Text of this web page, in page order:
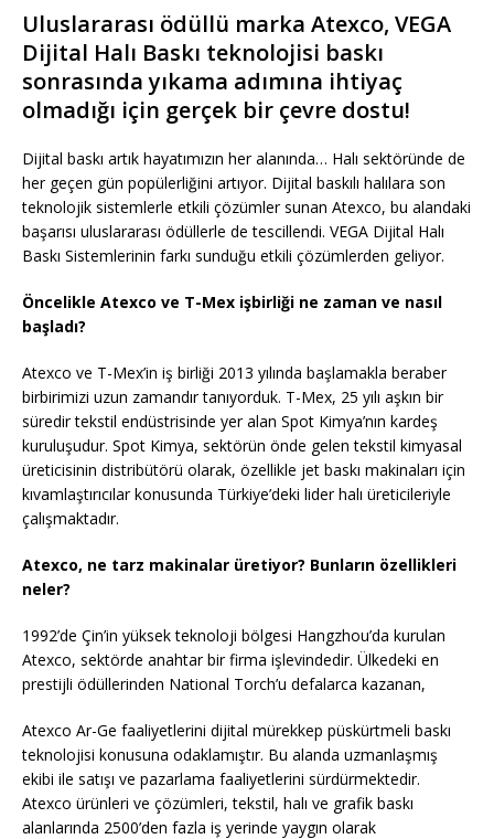
Uluslararası ödüllü marka Atexco, VEGA
Dijital Halı Baskı teknolojisi baskı
sonrasında yıkama adımına ihtiyaç
olmadığı için gerçek bir çevre dostu!
Dijital baskı artık hayatımızın her alanında… Halı sektöründe de
her geçen gün popülerliğini artıyor. Dijital baskılı halılara son
teknolojik sistemlerle etkili çözümler sunan Atexco, bu alandaki
başarısı uluslararası ödüllerle de tescillendi. VEGA Dijital Halı
Baskı Sistemlerinin farkı sunduğu etkili çözümlerden geliyor.
Öncelikle Atexco ve T-Mex işbirliği ne zaman ve nasıl
başladı?
Atexco ve T-Mex’in iş birliği 2013 yılında başlamakla beraber
birbirimizi uzun zamandır tanıyorduk. T-Mex, 25 yılı aşkın bir
süredir tekstil endüstrisinde yer alan Spot Kimya’nın kardeş
kuruluşudur. Spot Kimya, sektörün önde gelen tekstil kimyasal
üreticisinin distribütörü olarak, özellikle jet baskı makinaları için
kıvamlaştırıcılar konusunda Türkiye’deki lider halı üreticileriyle
çalışmaktadır.
Atexco, ne tarz makinalar üretiyor? Bunların özellikleri
neler?
1992’de Çin’in yüksek teknoloji bölgesi Hangzhou’da kurulan
Atexco, sektörde anahtar bir firma işlevindedir. Ülkedeki en
prestijli ödüllerinden National Torch’u defalarca kazanan,
Atexco Ar-Ge faaliyetlerini dijital mürekkep püskürtmeli baskı
teknolojisi konusuna odaklamıştır. Bu alanda uzmanlaşmış
ekibi ile satışı ve pazarlama faaliyetlerini sürdürmektedir.
Atexco ürünleri ve çözümleri, tekstil, halı ve grafik baskı
alanlarında 2500’den fazla iş yerinde yaygın olarak